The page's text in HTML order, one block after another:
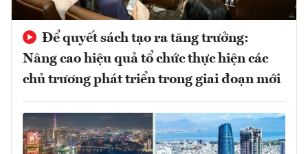
Để quyết sách tạo ra tăng trưởng:
Nâng cao hiệu quả tổ chức thực hiện các
chủ trương phát triển trong giai đoạn mới